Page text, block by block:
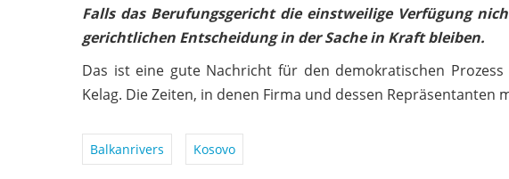
Falls das Berufungsgericht die einstweilige Verfügung
gerichtlichen Entscheidung in der Sache in Kraft bleiben.
Das ist eine gute Nachricht für den demokratischen
Kelag. Die Zeiten, in denen Firma und dessen Repräsentanten
Balkanrivers Kosovo